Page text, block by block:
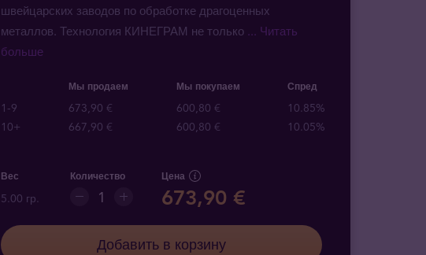
швейцарских заводов по обработке драгоценных
металлов. Технология КИНЕГРАМ не только ... Читать
больше
Мы продаем Мы покупаем Спред
1-9 673,90 € 600,80 €
10.85%
10+
667,90 € 600,80 € 10.05%
Вес
5.00 гр.
Количество Цена
673,90 €
Добавить в корзину